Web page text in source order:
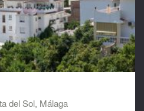
del Sol, Málaga